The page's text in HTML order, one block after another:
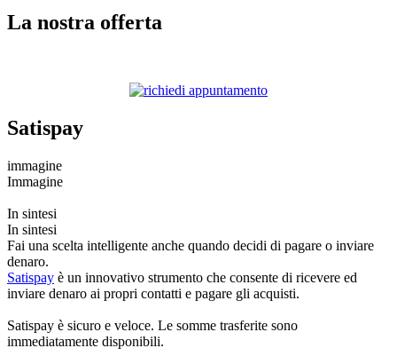
La nostra offerta
Satispay
immagine
Immagine
In sintesi
In sintesi
Fai una scelta intelligente anche quando decidi di pagare o inviare
denaro.
Satispay è un innovativo strumento che consente di ricevere ed
inviare denaro ai propri contatti e pagare gli acquisti.
Satispay è sicuro e veloce. Le somme trasferite sono
immediatamente disponibili.